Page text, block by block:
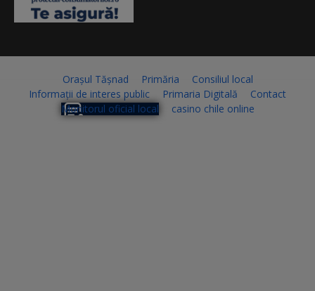
Orașul Tășnad Primăria
Consiliul local
Informații de interes public
Primaria Digitală
Contact
Monitorul oficial local
casino chile online